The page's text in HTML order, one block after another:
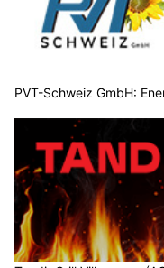
PVT-Schweiz GmbH: